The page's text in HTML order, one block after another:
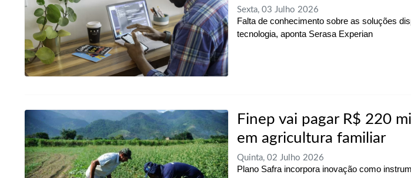
Sexta, 03 Julho 2026
Falta de conhecimento sobre as soluções
tecnologia, aponta Serasa Experian
Finep vai pagar R$ 220
em agricultura familiar
Quinta, 02 Julho 2026
Plano Safra incorpora inovação como